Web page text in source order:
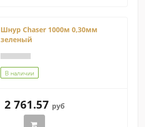
Шнур Chaser 1000м 0,30мм
зеленый
В наличии
2 761.57 руб